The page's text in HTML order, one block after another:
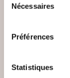
Nécessaires
Préférences
Statistiques
Dominique